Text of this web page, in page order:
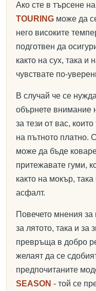
Ако сте в търсене
TOURING може да
него високите
подготвен да
както на сух, така и
чувствате по-
В случай че се
обърнете внимание
за тези от вас,
на пътното платно.
може да бъде
притежавате гуми,
както на мокър,
асфалт.
Повечето мнения за
за лятото, така и за
превръща в добро
желаят да се
предпочитаните
SEASON - той се